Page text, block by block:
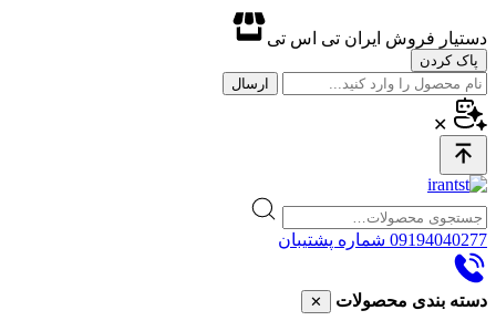
دستیار فروش ایران تی اس تی
پاک کردن
ارسال
✕
09194040277 شماره پشتیبان
دسته بندی محصولات ✕